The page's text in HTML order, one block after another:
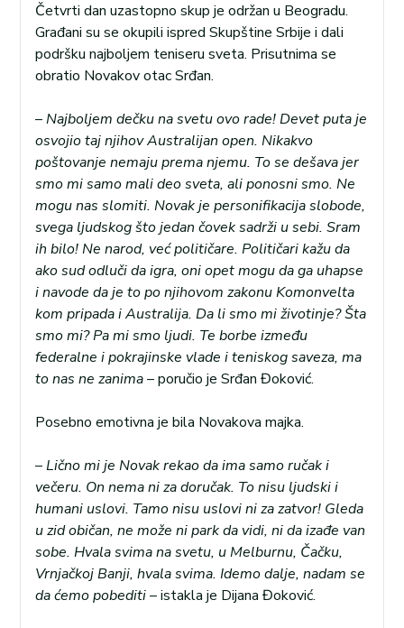
Četvrti dan uzastopno skup je održan u Beogradu.
Građani su se okupili ispred Skupštine Srbije i dali
podršku najboljem teniseru sveta. Prisutnima se
obratio Novakov otac Srđan.
–Najboljem dečku na svetu ovo rade! Devet puta je
osvojio taj njihov Australijan open. Nikakvo
poštovanje nemaju prema njemu. To se dešava jer
smo mi samo mali deo sveta, ali ponosni smo. Ne
mogu nas slomiti. Novak je personifikacija slobode,
svega ljudskog što jedan čovek sadrži u sebi. Sram
ih bilo! Ne narod, već političare. Političari kažu da
ako sud odluči da igra, oni opet mogu da ga uhapse
i navode da je to po njihovom zakonu Komonvelta
kom pripada i Australija. Da li smo mi životinje? Šta
smo mi? Pa mi smo ljudi. Te borbe između
federalne i pokrajinske vlade i teniskog saveza, ma
to nas ne zanima– poručio je Srđan Đoković.
Posebno emotivna je bila Novakova majka.
–Lično mi je Novak rekao da ima samo ručak i
večeru. On nema ni za doručak. To nisu ljudski i
humani uslovi. Tamo nisu uslovi ni za zatvor! Gleda
u zid običan, ne može ni park da vidi, ni da izađe van
sobe. Hvala svima na svetu, u Melburnu, Čačku,
Vrnjačkoj Banji, hvala svima. Idemo dalje, nadam se
da ćemo pobediti– istakla je Dijana Đoković.